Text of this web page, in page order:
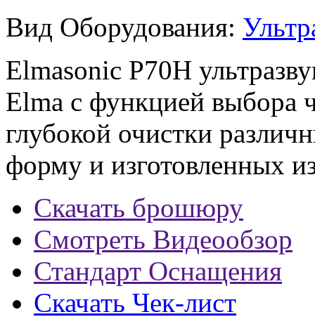
Вид Оборудования:
Elmasonic P70H
Elma с функцией выбора
глубокой очистки
форму и изготовленных
Скачать брошюру
Смотреть Видеообзор
Стандарт Оснащения
Скачать Чек-лист